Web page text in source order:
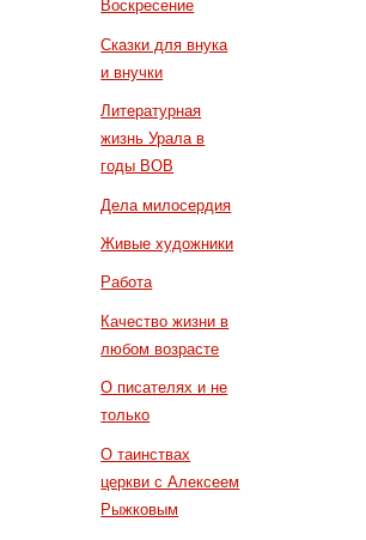
Воскресение
Сказки для внука
и внучки
Литературная
жизнь Урала в
годы ВОВ
Дела милосердия
Живые художники
Работа
Качество жизни в
любом возрасте
О писателях и не
только
О таинствах
церкви с Алексеем
Рыжковым